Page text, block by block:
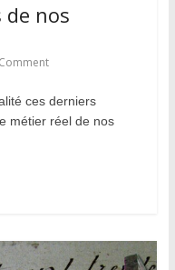
de nos
ces derniers
métier réel de nos